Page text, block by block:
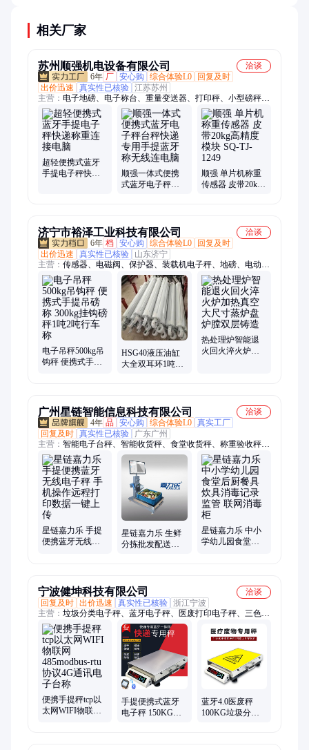
相关厂家
苏州顺强机电设备有限公司
洽谈
6年 厂 安心购 综合体验L0
回复及时
出价迅速
真实性已核验 江苏苏州
主营： 电子地磅、电子称台、重量变送器、打印秤、小型磅秤、
电子台秤、计重电子秤、精密电子秤、电子天平秤、防水电子计
数秤、配料秤、皮带检重秤、失重秤、电子天平称、高精度称重
模块、称重传感器、测力传感器、扭矩传感器、称重模块、波纹
管传感器、无人智能称重货架、金属检测机、喂料机、应变片称
重传感器、轮式称重传感器
超轻便携式蓝牙
手提电子秤快递
顺强一体式便携
式蓝牙电子秤台
顺强 单片机称重
传感器 皮带20kg
济宁市裕泽工业科技有限公司
洽谈
6年 档 安心购 综合体验L0
回复及时
出价迅速
真实性已核验
山东济宁
主营： 传感器、电磁阀、保护器、装载机电子秤、地磅、电动脚
手架、机械抓手、砌筑升降平台、光伏板升降机、内撑吊具、混
凝土振动棒、打标机、研磨机、裁切机、平移门电机、超市防盗
门、磨片磨头、滑移机、消防机器人、农业打药机、履带底盘、
消防器材
电子吊秤500kg吊
钩秤 便携式手提
HSG40液压油缸
大全双耳环1吨2
热处理炉智能退
火回火淬火炉加
广州星链智能信息科技有限公司
洽谈
4年 品 安心购 综合体验L0 真实工厂
回复及时 真实性已核验
广东广州
主营： 智能电子台秤、智能收货秤、食堂收货秤、称重验收秤、
智能可视秤、触屏电子秤、工业防爆台秤、AI识别智能秤、防差
错配料秤、高精度称重模块、工业称重模块、智慧餐厅设备
星链嘉力乐 手提
便携蓝牙无线电
星链嘉力乐 生鲜
分拣批发配送称
星链嘉力乐 中小
学幼儿园食堂后
宁波健坤科技有限公司
洽谈
回复及时 出价迅速 真实性已核验 浙江宁波
主营： 垃圾分类电子秤、蓝牙电子秤、医废打印电子秤、三色灯
报警秤、溯源AI识别秤、安卓屏打印秤、ERP电子秤、工业计数
计重秤、U盘保存电子秤、语音播报电子秤、4G/WIFI电子秤、
网口电子秤、PLU打印电子秤、行车电子吊钩秤、语音播报等级
分拣秤、继电器功能电子秤、232串口电子秤、标签打印秤、定
制APP物联网秤、外接大屏幕电子秤、MODBUS通讯秤、485通
讯秤、智能货架、电子天平
便携手提秤tcp以
太网WIFI物联网
手提便携式蓝牙
电子秤 150KG普
蓝牙4.0医废秤
100KG垃圾分类